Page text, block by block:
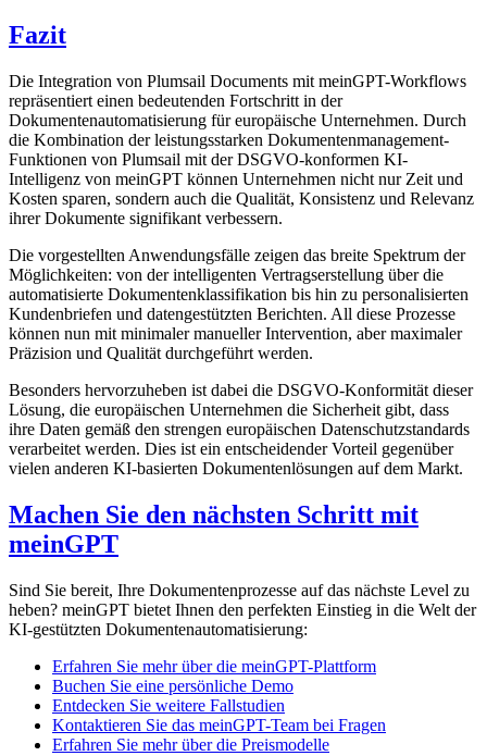
Fazit
Die Integration von Plumsail Documents mit meinGPT-Workflows
repräsentiert einen bedeutenden Fortschritt in der
Dokumentenautomatisierung für europäische Unternehmen. Durch
die Kombination der leistungsstarken Dokumentenmanagement-
Funktionen von Plumsail mit der DSGVO-konformen KI-
Intelligenz von meinGPT können Unternehmen nicht nur Zeit und
Kosten sparen, sondern auch die Qualität, Konsistenz und Relevanz
ihrer Dokumente signifikant verbessern.
Die vorgestellten Anwendungsfälle zeigen das breite Spektrum der
Möglichkeiten: von der intelligenten Vertragserstellung über die
automatisierte Dokumentenklassifikation bis hin zu personalisierten
Kundenbriefen und datengestützten Berichten. All diese Prozesse
können nun mit minimaler manueller Intervention, aber maximaler
Präzision und Qualität durchgeführt werden.
Besonders hervorzuheben ist dabei die DSGVO-Konformität dieser
Lösung, die europäischen Unternehmen die Sicherheit gibt, dass
ihre Daten gemäß den strengen europäischen Datenschutzstandards
verarbeitet werden. Dies ist ein entscheidender Vorteil gegenüber
vielen anderen KI-basierten Dokumentenlösungen auf dem Markt.
Machen Sie den nächsten Schritt mit
meinGPT
Sind Sie bereit, Ihre Dokumentenprozesse auf das nächste Level zu
heben? meinGPT bietet Ihnen den perfekten Einstieg in die Welt der
KI-gestützten Dokumentenautomatisierung:
Erfahren Sie mehr über die meinGPT-Plattform
Buchen Sie eine persönliche Demo
Entdecken Sie weitere Fallstudien
Kontaktieren Sie das meinGPT-Team bei Fragen
Erfahren Sie mehr über die Preismodelle